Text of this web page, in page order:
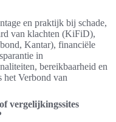
en praktijk bij schade,
van klachten (KiFiD),
Kantar), financiële
in
bereikbaarheid en
het Verbond van
vergelijkingssites